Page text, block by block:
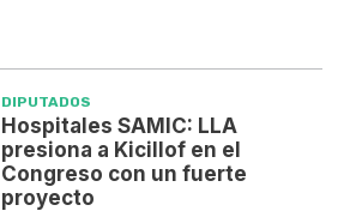
DIPUTADOS
Hospitales SAMIC: LLA
presiona a Kicillof en el
Congreso con un fuerte
proyecto